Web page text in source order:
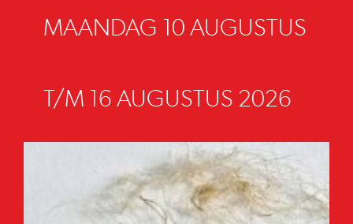
MAANDAG 10 AUGUSTUS
T/M 16 AUGUSTUS 2026